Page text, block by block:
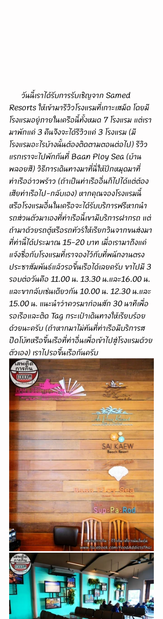
Resorts ให้เข้ามารีวิวโรงแรมที่เกาะเสม็ด โดยมี
โรงแรมอยู่ภายในเครือนี้ทั้งหมด 7 โรงแรม แต่เรา
มาพักแค่ 3 คืนจึงจะได้รีวิวแค่ 3 โรงแรม (มี
โรงแรมอะไรบ้างนั้นต้องติดตามตอนต่อไป) รีวิว
แรกเราจะไปพักกันที่ Baan Ploy Sea (บ้าน
พลอยสี) วิธีการเดินทางมาที่นี่ให้ปักหมุดมาที่
ท่าเรืออ่าวพร้าว (ถ้าเป็นท่าเรืออื่นก็ไปได้แต่ต้อง
เสียท่าเรือไป-กลับเอง) หากคุณจองโรงแรมนี้
หรือโรงแรมอื่นในเครือจะได้รับบริการฟรีหากนำ
รถส่วนตัวมาเองที่ท่าเรือนี้เขามีบริการฝากรถ แต่
ถ้ามาด้วยรถตู้หรือรถทัวร์ให้เรียกวินจากขนส่งมา
ที่ท่านี้ได้ประมาณ 15-20 บาท เมื่อเรามาถึงแค่
แจ้งชื่อกับโรงแรมที่เราจองไว้กับที่พนักงานตรง
ประชาสัมพันธ์แล้วรอขึ้นเรือได้เลยครับ ขาไปมี 3
รอบต่อวันคือ 11.00 น. 13.30 น.และ16.00 น.
และขากลับเช่นเดียวกัน 10.00 น. 12.30 น.และ
15.00 น. แนะนำว่าควรมาก่อนสัก 30 นาทีเพื่อ
รอเรือและติด Tag กระเป๋าเดินทางให้เรียบร้อย
ด้วยนะครับ (ถ้าหากมาไม่ทันที่ท่าเรือมีบริการส
ปีดโบ้ทหรือขึ้นเรือที่ท่าอื่นเพื่อเข้าไปสู่โรงแรมด้วย
ตัวเอง) เราไปรอขึ้นเรือกันครับ